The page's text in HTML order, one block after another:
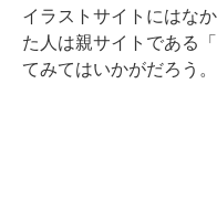
イラストサイトにはな
た人は親サイトである
てみてはいかがだろう。